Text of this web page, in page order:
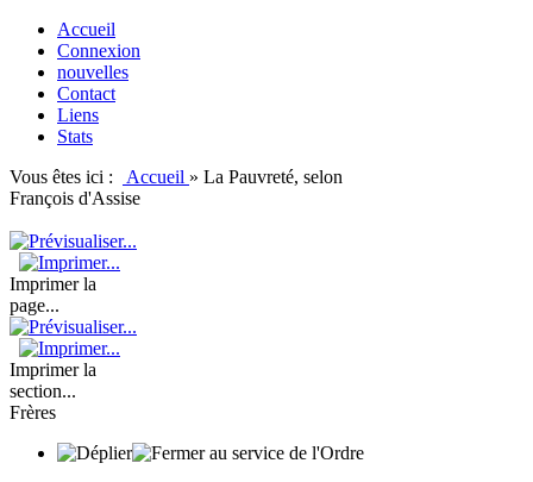
Accueil
Connexion
nouvelles
Contact
Liens
Stats
Vous êtes ici :
Accueil » La Pauvreté, selon
François d'Assise
Imprimer la
page...
Imprimer la
section...
Frères
au service de l'Ordre